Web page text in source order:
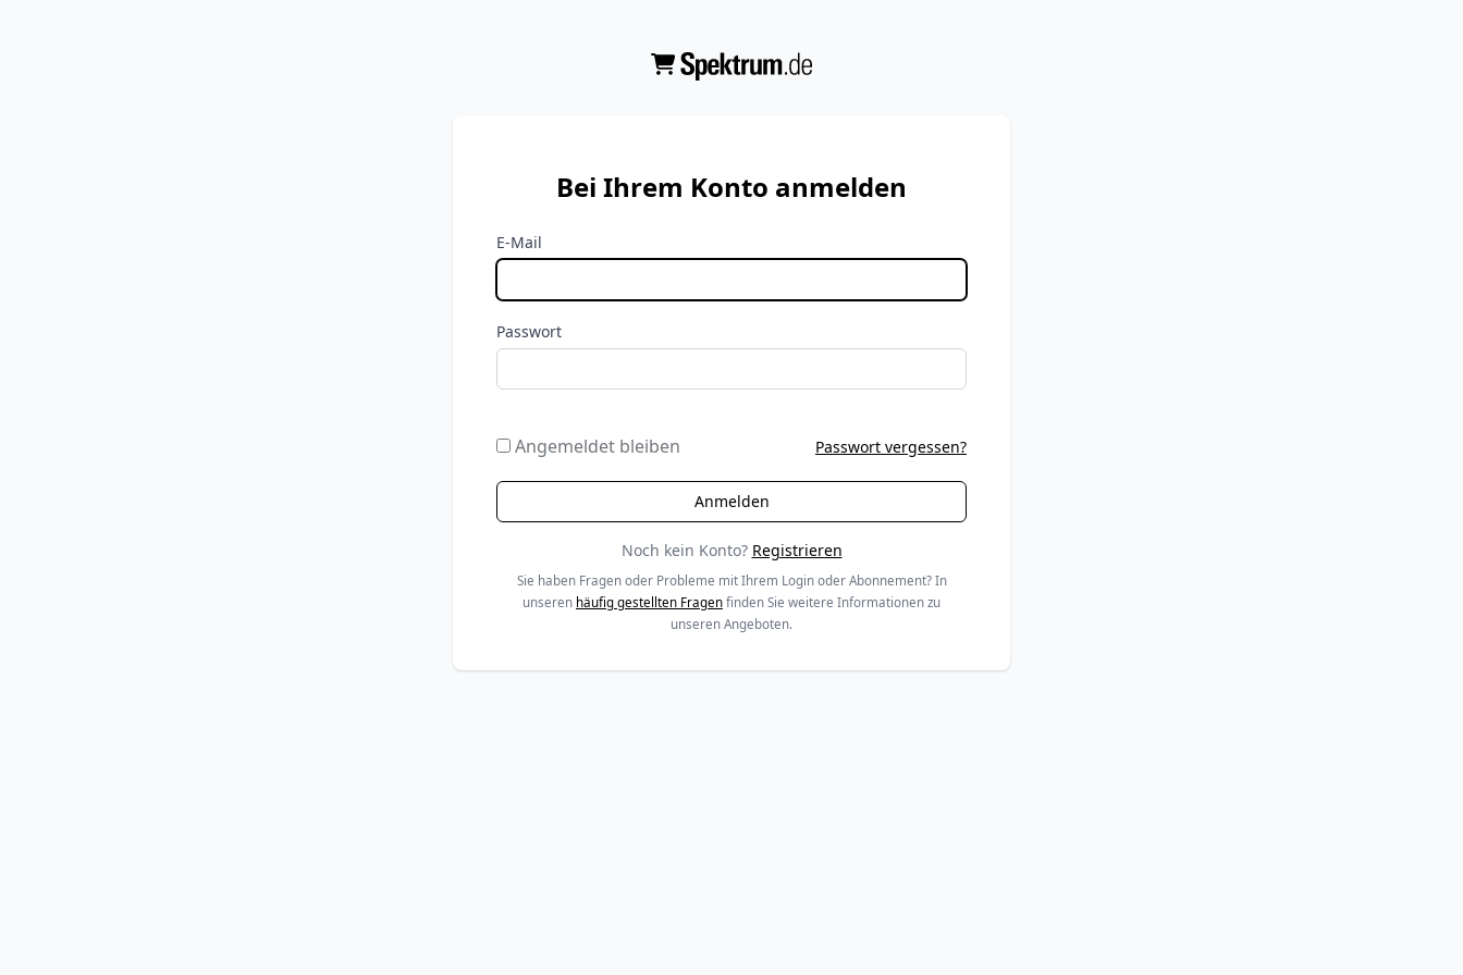
Bei Ihrem Konto anmelden
E-Mail
Passwort
Angemeldet bleiben Passwort vergessen?
Noch kein Konto? Registrieren
Sie haben Fragen oder Probleme mit Ihrem Login oder Abonnement? In
unseren häufig gestellten Fragen finden Sie weitere Informationen zu
unseren Angeboten.